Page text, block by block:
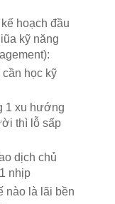
hoạch đầu
kỹ năng
học kỹ
1 xu hướng
thì lỗ sấp
dịch chủ
nhịp
nào là lãi bền